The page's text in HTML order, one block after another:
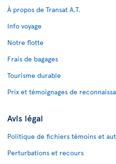
À propos de Transat A.T.
Info voyage
Notre flotte
Frais de bagages
Tourisme durable
Prix et témoignages de
Avis légal
Politique de fichiers témoins et
Perturbations et recours